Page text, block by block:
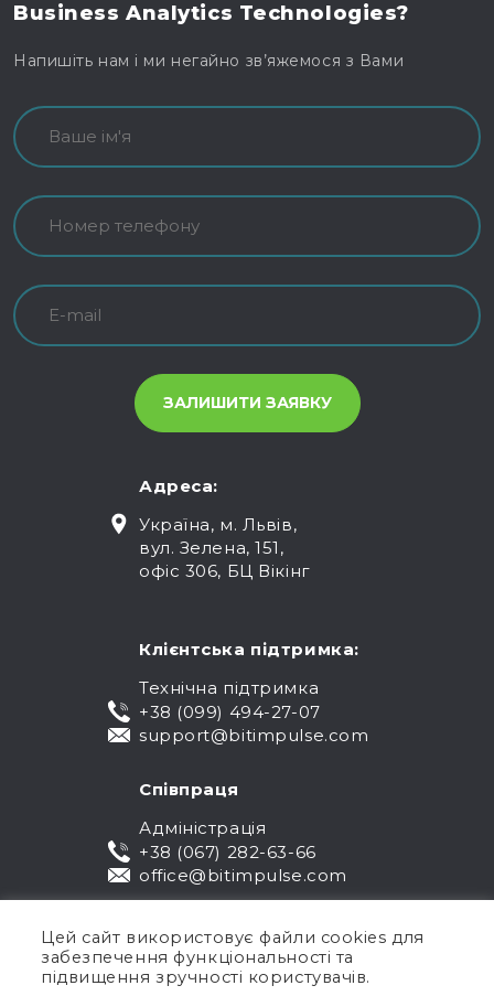
Business Analytics Technologies?
Напишіть нам і ми негайно зв’яжемося з Вами
Адреса:
Україна, м. Львів,
вул. Зелена, 151,
офіс 306, БЦ Вікінг
Клієнтська підтримка:
Технічна підтримка
+38 (099) 494-27-07
support@bitimpulse.com
Співпраця
Адміністрація
+38 (067) 282-63-66
office@bitimpulse.com
Цей сайт використовує файли cookies для
забезпечення функціональності та
підвищення зручності користувачів.